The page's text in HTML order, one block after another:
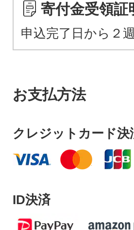
寄付金受領証
申込完了日から２
お支払方法
クレジットカード決
ID決済